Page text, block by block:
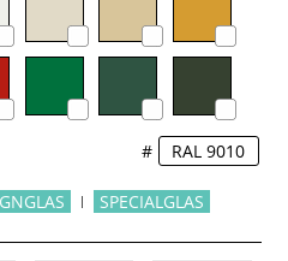
#
SPECIALGLAS